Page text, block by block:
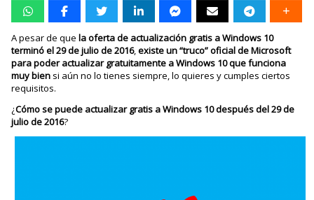
A pesar de quela oferta de actualización gratis a Windows 10
terminó el 29 de julio de 2016,existe un “truco” oficial de Microsoft
para poder actualizar gratuitamente a Windows 10que funciona
muy bien si aún no lo tienes siempre, lo quieres y cumples ciertos
requisitos.
¿Cómo se puede actualizar gratis a Windows 10 después del 29 de
julio de 2016?